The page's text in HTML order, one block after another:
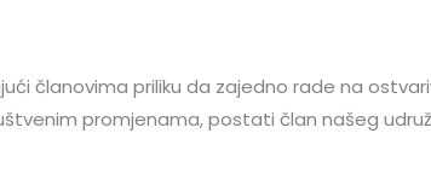
članovima priliku da zajedno rade na
promjenama, postati član našeg